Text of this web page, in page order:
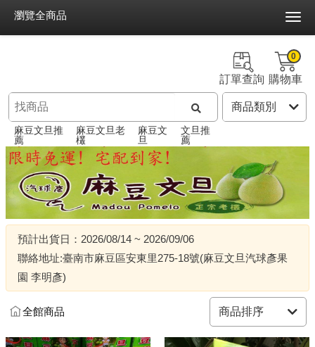
瀏覽全商品
麻豆文旦推
薦
麻豆文旦老
欉
麻豆文
旦
文旦推
薦
訂單查詢
0
購物車
預計出貨日：2026/08/14 ~ 2026/09/06
聯絡地址:臺南市麻豆區安東里275-18號(麻豆文旦汽球彥果
園 李明彥)
全館商品